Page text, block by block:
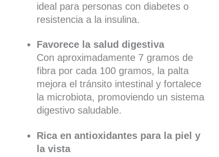
ideal para personas con diabetes o
resistencia a la insulina.
Favorece la salud digestiva
Con aproximadamente 7 gramos de
fibra por cada 100 gramos, la palta
mejora el tránsito intestinal y fortalece
la microbiota, promoviendo un sistema
digestivo saludable.
Rica en antioxidantes para la piel y
la vista